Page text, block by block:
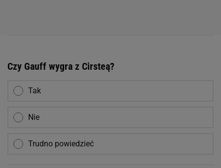
Czy Gauff wygra z Cirsteą?
Tak
Nie
Trudno powiedzieć